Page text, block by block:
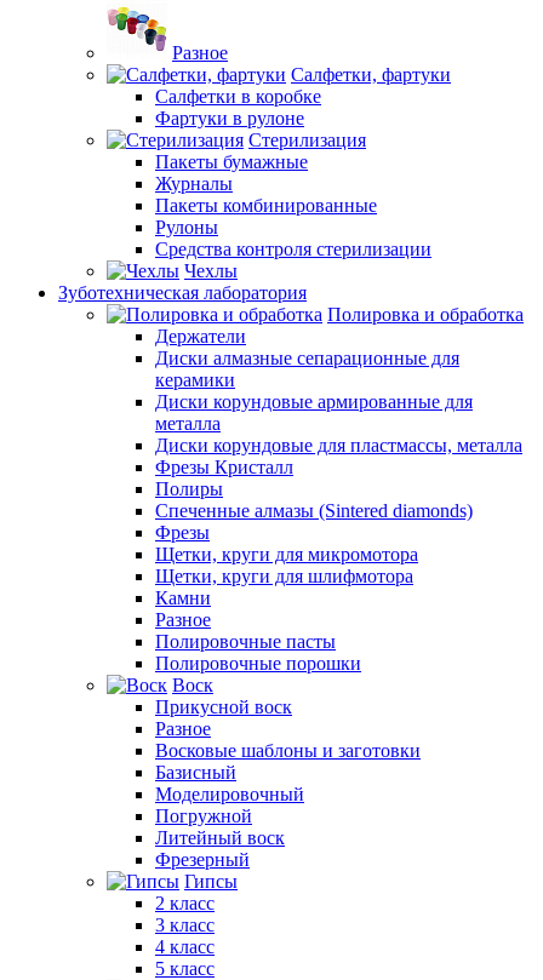
Разное
Салфетки, фартуки
Салфетки в коробке
Фартуки в рулоне
Стерилизация
Пакеты бумажные
Журналы
Пакеты комбинированные
Рулоны
Средства контроля стерилизации
Чехлы
Зуботехническая лаборатория
Полировка и обработка
Держатели
Диски алмазные сепарационные для
керамики
Диски корундовые армированные для
металла
Диски корундовые для пластмассы, металла
Фрезы Кристалл
Полиры
Спеченные алмазы (Sintered diamonds)
Фрезы
Щетки, круги для микромотора
Щетки, круги для шлифмотора
Камни
Разное
Полировочные пасты
Полировочные порошки
Воск
Прикусной воск
Разное
Восковые шаблоны и заготовки
Базисный
Моделировочный
Погружной
Литейный воск
Фрезерный
Гипсы
2 класс
3 класс
4 класс
5 класс